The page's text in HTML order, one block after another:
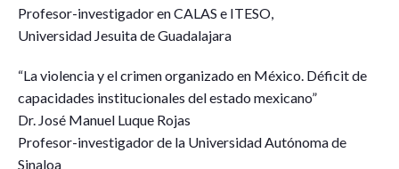
Profesor-investigador en CALAS e ITESO,
Universidad Jesuita de Guadalajara
“La violencia y el crimen organizado en México. Déficit de
capacidades institucionales del estado mexicano”
Dr. José Manuel Luque Rojas
Profesor-investigador de la Universidad Autónoma de
Sinaloa